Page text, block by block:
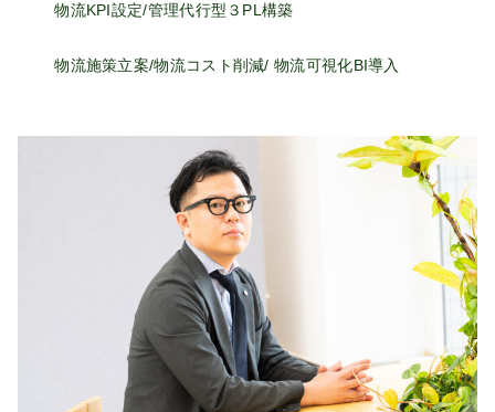
物流KPI設定/管理代行型３PL構築
物流施策立案/物流コスト削減/ 物流可視化BI導入